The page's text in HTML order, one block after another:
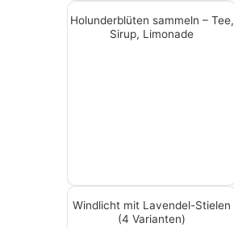
Holunderblüten sammeln – Tee,
Sirup, Limonade
Windlicht mit Lavendel-Stielen
(4 Varianten)